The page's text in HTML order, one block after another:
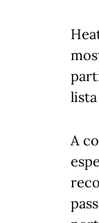
lista
A